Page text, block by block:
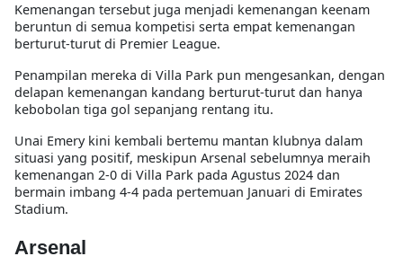
Kemenangan tersebut juga menjadi kemenangan keenam
beruntun di semua kompetisi serta empat kemenangan
berturut-turut di Premier League.
Penampilan mereka di Villa Park pun mengesankan, dengan
delapan kemenangan kandang berturut-turut dan hanya
kebobolan tiga gol sepanjang rentang itu.
Unai Emery kini kembali bertemu mantan klubnya dalam
situasi yang positif, meskipun Arsenal sebelumnya meraih
kemenangan 2-0 di Villa Park pada Agustus 2024 dan
bermain imbang 4-4 pada pertemuan Januari di Emirates
Stadium.
Arsenal